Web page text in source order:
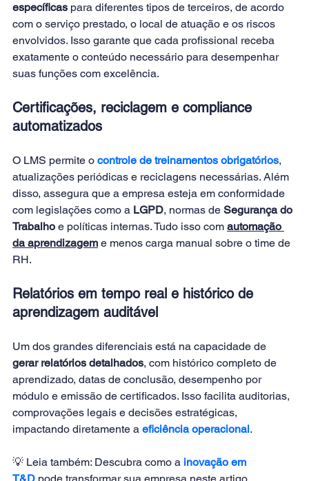
específicas para diferentes tipos de terceiros, de acordo
com o serviço prestado, o local de atuação e os riscos
envolvidos. Isso garante que cada profissional receba
exatamente o conteúdo necessário para desempenhar
suas funções com excelência.
Certificações, reciclagem e compliance
automatizados
O LMS permite o controle de treinamentos obrigatórios,
atualizações periódicas e reciclagens necessárias. Além
disso, assegura que a empresa esteja em conformidade
com legislações como a LGPD, normas de Segurança do
Trabalho e políticas internas. Tudo isso com automação
da aprendizagem e menos carga manual sobre o time de
RH.
Relatórios em tempo real e histórico de
aprendizagem auditável
Um dos grandes diferenciais está na capacidade de
gerar relatórios detalhados, com histórico completo de
aprendizado, datas de conclusão, desempenho por
módulo e emissão de certificados. Isso facilita auditorias,
comprovações legais e decisões estratégicas,
impactando diretamente a eficiência operacional.
💡 Leia também: Descubra como a inovação em